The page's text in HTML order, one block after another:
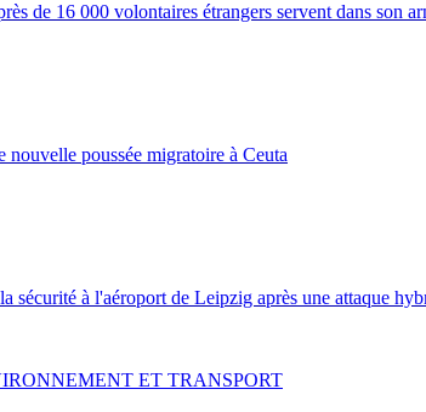
de 16 000 volontaires étrangers servent dans son
nouvelle poussée migratoire à Ceuta
sécurité à l'aéroport de Leipzig après une attaque
ET TRANSPORT